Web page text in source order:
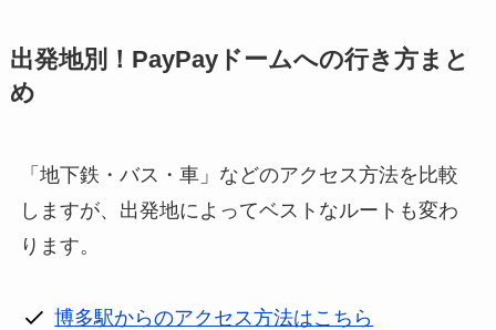
出発地別！PayPayドームへの行き方まと
め
「地下鉄・バス・車」などのアクセス方法を比較
しますが、出発地によってベストなルートも変わ
ります。
博多駅からのアクセス方法はこちら